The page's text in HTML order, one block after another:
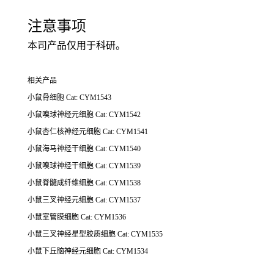
注意事项
本司产品仅用于科研。
相关产品
小鼠骨细胞 Cat: CYM1543
小鼠嗅球神经元细胞 Cat: CYM1542
小鼠杏仁核神经元细胞 Cat: CYM1541
小鼠海马神经干细胞 Cat: CYM1540
小鼠嗅球神经干细胞 Cat: CYM1539
小鼠脊髓成纤维细胞 Cat: CYM1538
小鼠三叉神经元细胞 Cat: CYM1537
小鼠室管膜细胞 Cat: CYM1536
小鼠三叉神经星型胶质细胞 Cat: CYM1535
小鼠下丘脑神经元细胞 Cat: CYM1534